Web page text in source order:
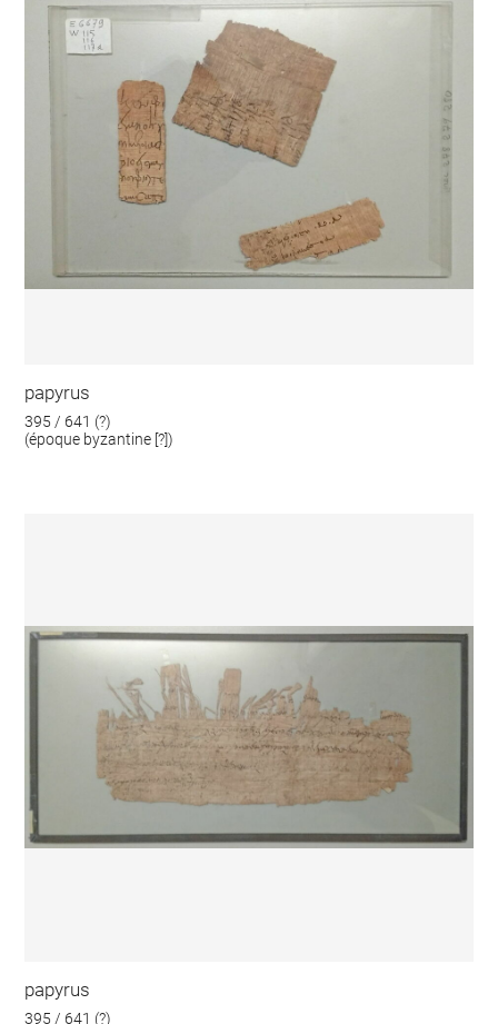
papyrus
395 / 641 (?)
(époque byzantine [?])
papyrus
395 / 641 (?)